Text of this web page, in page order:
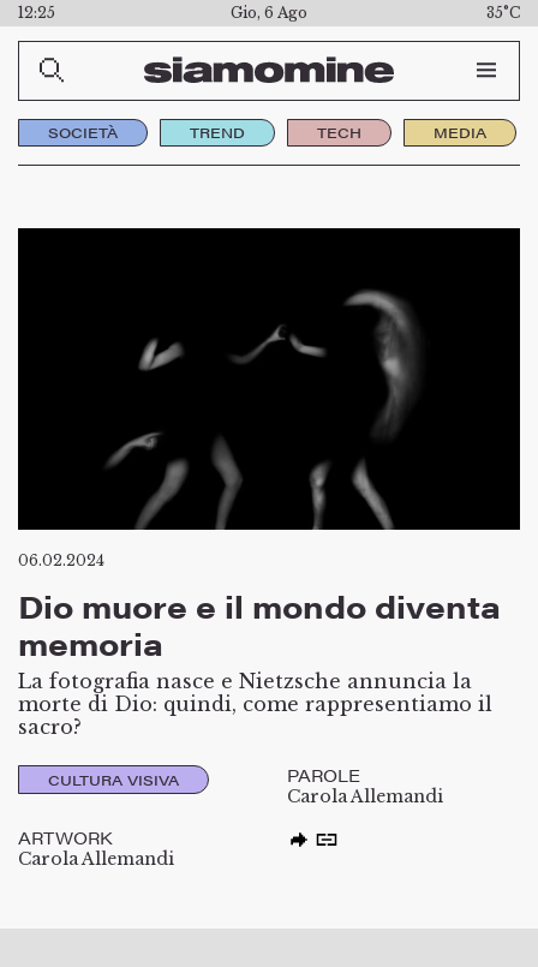
12:25 Gio, 6 Ago 35°C
SOCIETÀ TREND TECH MEDIA
06.02.2024
Dio muore e il mondo diventa
memoria
La fotografia nasce e Nietzsche annuncia la
morte di Dio: quindi, come rappresentiamo il
sacro?
CULTURA VISIVA PAROLE
Carola Allemandi
ARTWORK
Carola Allemandi